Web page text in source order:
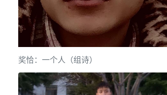
奖恰：一个人（组诗）